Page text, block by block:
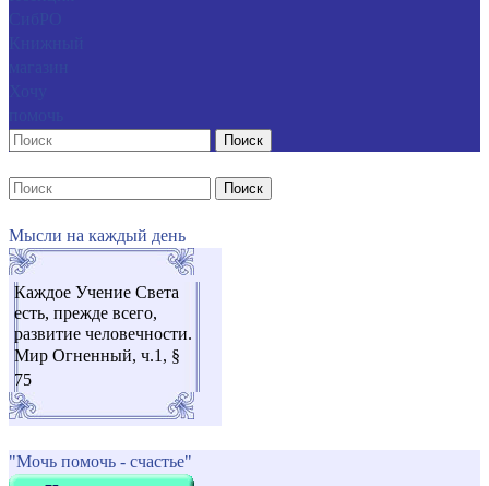
Поиск
Поиск
Мысли на каждый день
Каждое Учение Света
есть, прежде всего,
развитие человечности.
Мир Огненный, ч.1, §
75
"Мочь помочь - счастье"